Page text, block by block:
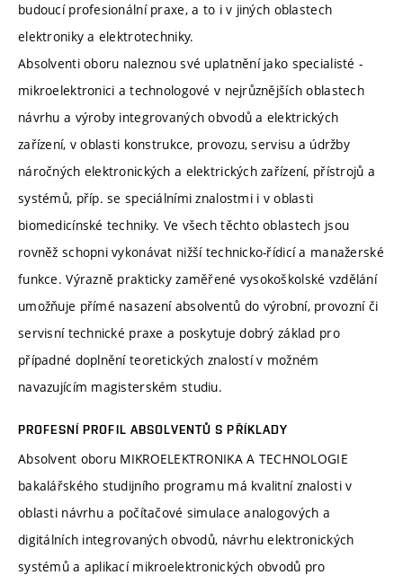
budoucí profesionální praxe, a to i v jiných oblastech
elektroniky a elektrotechniky.
Absolventi oboru naleznou své uplatnění jako specialisté -
mikroelektronici a technologové v nejrůznějších oblastech
návrhu a výroby integrovaných obvodů a elektrických
zařízení, v oblasti konstrukce, provozu, servisu a údržby
náročných elektronických a elektrických zařízení, přístrojů a
systémů, příp. se speciálními znalostmi i v oblasti
biomedicínské techniky. Ve všech těchto oblastech jsou
rovněž schopni vykonávat nižší technicko-řídicí a manažerské
funkce. Výrazně prakticky zaměřené vysokoškolské vzdělání
umožňuje přímé nasazení absolventů do výrobní, provozní či
servisní technické praxe a poskytuje dobrý základ pro
případné doplnění teoretických znalostí v možném
navazujícím magisterském studiu.
PROFESNÍ PROFIL ABSOLVENTŮ S PŘÍKLADY
Absolvent oboru MIKROELEKTRONIKA A TECHNOLOGIE
bakalářského studijního programu má kvalitní znalosti v
oblasti návrhu a počítačové simulace analogových a
digitálních integrovaných obvodů, návrhu elektronických
systémů a aplikací mikroelektronických obvodů pro